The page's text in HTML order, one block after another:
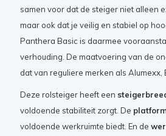
samen voor dat de steiger niet alleen
maar ook dat je veilig en stabiel op
Panthera Basic is daarmee
verhouding. De maatvoering van de
dat van reguliere merken als Alumexx,
Deze rolsteiger heeft een
voldoende stabiliteit zorgt. De
voldoende werkruimte biedt. En de